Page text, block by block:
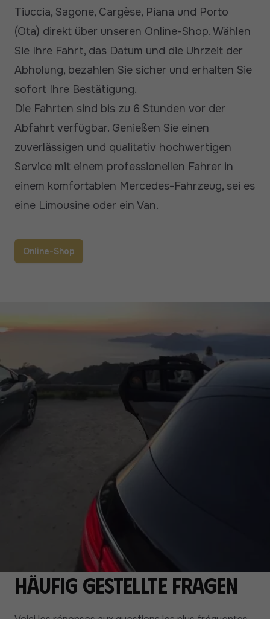
Tiuccia, Sagone, Cargèse, Piana und Porto
(Ota) direkt über unseren Online-Shop. Wählen
Sie Ihre Fahrt, das Datum und die Uhrzeit der
Abholung, bezahlen Sie sicher und erhalten Sie
sofort Ihre Bestätigung.
Die Fahrten sind bis zu 6 Stunden vor der
Abfahrt verfügbar. Genießen Sie einen
zuverlässigen und qualitativ hochwertigen
Service mit einem professionellen Fahrer in
einem komfortablen Mercedes-Fahrzeug, sei es
eine Limousine oder ein Van.
Online-Shop
Häufig gestellte Fragen